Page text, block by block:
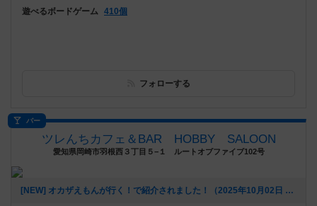
遊べるボードゲーム 410個
フォローする
バー
ツレんちカフェ＆BAR HOBBY SALOON
愛知県岡崎市羽根西３丁目５−１ ルートオブファイブ102号
[NEW] オカザえもんが行く！で紹介されました！（2025年10月02日 18時35分）